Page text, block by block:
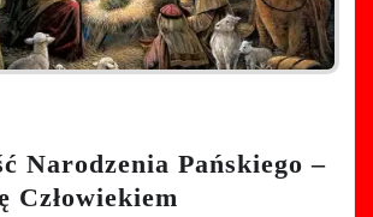
Narodzenia Pańskiego –
Człowiekiem